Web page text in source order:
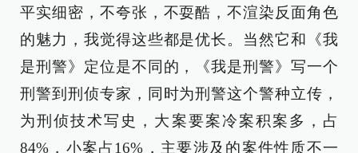
平实细密，不夸张，不耍酷，不渲染反面角色
的魅力，我觉得这些都是优长。当然它和《我
是刑警》定位是不同的，《我是刑警》写一个
刑警到刑侦专家，同时为刑警这个警种立传，
为刑侦技术写史，大案要案冷案积案多，占
84%，小案占16%，主要涉及的案件性质不一